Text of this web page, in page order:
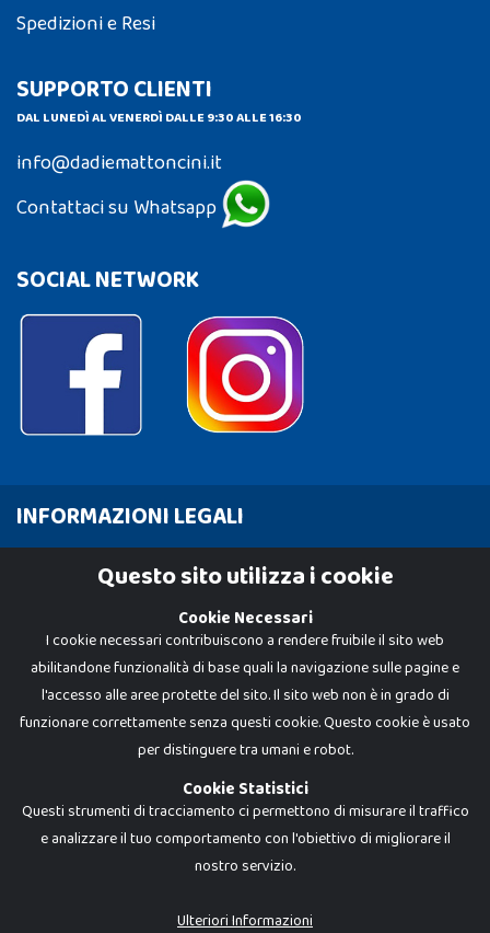
Spedizioni e Resi
SUPPORTO CLIENTI
DAL LUNEDÌ AL VENERDÌ DALLE 9:30 ALLE 16:30
info@dadiemattoncini.it
Contattaci su Whatsapp
SOCIAL NETWORK
INFORMAZIONI LEGALI
Cookie Policy
Dadi e Mattoncini è un brand di Giocabene Srl. Ogni riproduzione o utilizzo non
I prezzi e le promozioni pubblicate potrebbero differire da quanto esposto in
Questo sito utilizza i cookie
Cookie Necessari
I cookie necessari contribuiscono a rendere fruibile il sito web
abilitandone funzionalità di base quali la navigazione sulle pagine e
l'accesso alle aree protette del sito. Il sito web non è in grado di
funzionare correttamente senza questi cookie. Questo cookie è usato
per distinguere tra umani e robot.
Cookie Statistici
Questi strumenti di tracciamento ci permettono di misurare il traffico
e analizzare il tuo comportamento con l'obiettivo di migliorare il
nostro servizio.
Ulteriori Informazioni